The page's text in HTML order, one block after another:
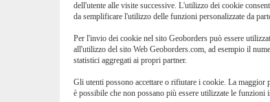
dell'utente alle visite successive. L'utilizzo dei cookie
da semplificare l'utilizzo delle funzioni personalizzate da
Per l'invio dei cookie nel sito Geoborders può essere
all'utilizzo del sito Web Geoborders.com, ad esempio il
statistici aggregati ai propri partner.
Gli utenti possono accettare o rifiutare i cookie. La
è possibile che non possano più essere utilizzate le funzioni